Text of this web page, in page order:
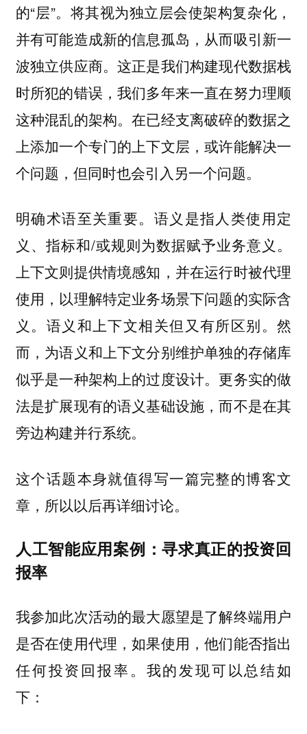
的“层”。将其视为独立层会使架构复杂化，
并有可能造成新的信息孤岛，从而吸引新一
波独立供应商。这正是我们构建现代数据栈
时所犯的错误，我们多年来一直在努力理顺
这种混乱的架构。在已经支离破碎的数据之
上添加一个专门的上下文层，或许能解决一
个问题，但同时也会引入另一个问题。
明确术语至关重要。语义是指人类使用定
义、指标和/或规则为数据赋予业务意义。
上下文则提供情境感知，并在运行时被代理
使用，以理解特定业务场景下问题的实际含
义。语义和上下文相关但又有所区别。然
而，为语义和上下文分别维护单独的存储库
似乎是一种架构上的过度设计。更务实的做
法是扩展现有的语义基础设施，而不是在其
旁边构建并行系统。
这个话题本身就值得写一篇完整的博客文
章，所以以后再详细讨论。
人工智能应用案例：寻求真正的投资回
报率
我参加此次活动的最大愿望是了解终端用户
是否在使用代理，如果使用，他们能否指出
任何投资回报率。我的发现可以总结如
下：